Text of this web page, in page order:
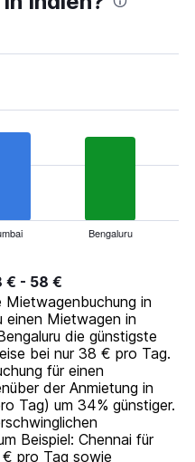
Bengaluru
€ - 58 €
in
einen Mietwagen in
die günstigste
bei nur 38 € pro Tag.
für einen
der Anmietung in
Tag) um 34% günstiger.
Beispiel: Chennai für
pro Tag sowie